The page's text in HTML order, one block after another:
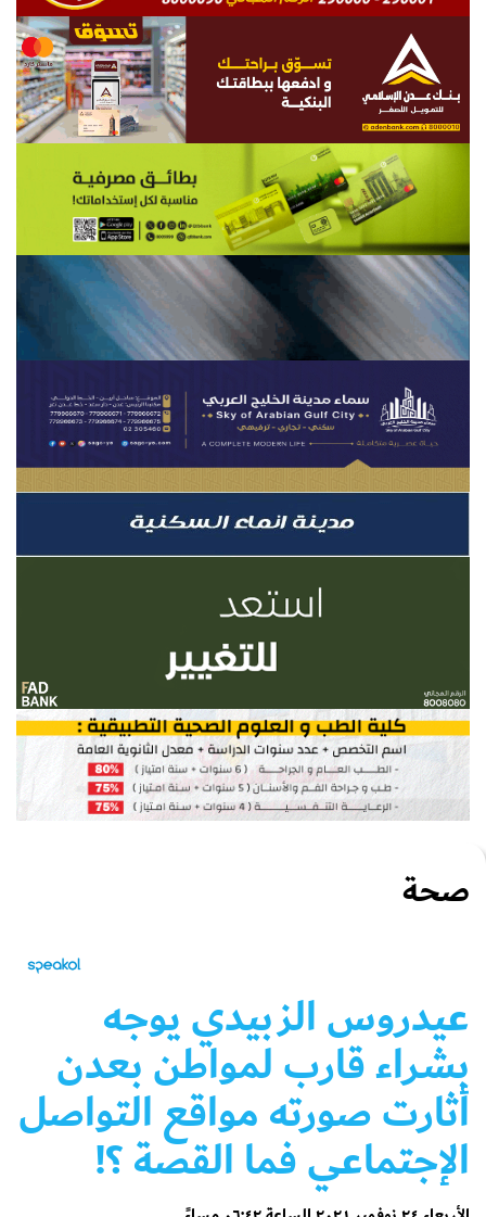
صحة
عيدروس الزبيدي يوجه
بشراء قارب لمواطن بعدن
أثارت صورته مواقع التواصل
الإجتماعي فما القصة ؟!